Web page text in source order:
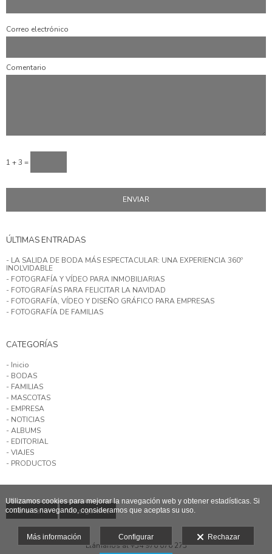
Correo electrónico
Comentario
1 + 3 =
ÚLTIMAS ENTRADAS
- LA SALIDA DE BODA MÁS ESPECTACULAR: UNA EXPERIENCIA 360º
INOLVIDABLE
- FOTOGRAFÍA Y VÍDEO PARA INMOBILIARIAS
- FOTOGRAFÍAS PARA FELICITAR LA NAVIDAD
- FOTOGRAFÍA, VÍDEO Y DISEÑO GRÁFICO PARA EMPRESAS
- FOTOGRAFÍA DE FAMILIAS
CATEGORÍAS
- Inicio
- BODAS
- FAMILIAS
- MASCOTAS
- EMPRESA
- NOTICIAS
- ALBUMS
- EDITORIAL
- VIAJES
- PRODUCTOS
Ver anterior Ver siguiente
Llámanos al +34 976 076 273
Utilizamos cookies para mejorar la navegación web y obtener estadísticas. Si
continuas navegando, consideramos que aceptas su uso.
Más información Configurar Rechazar